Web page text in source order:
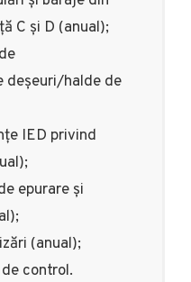
C și D (anual);
deșeuri/halde de
IED privind
epurare și
(anual);
control.